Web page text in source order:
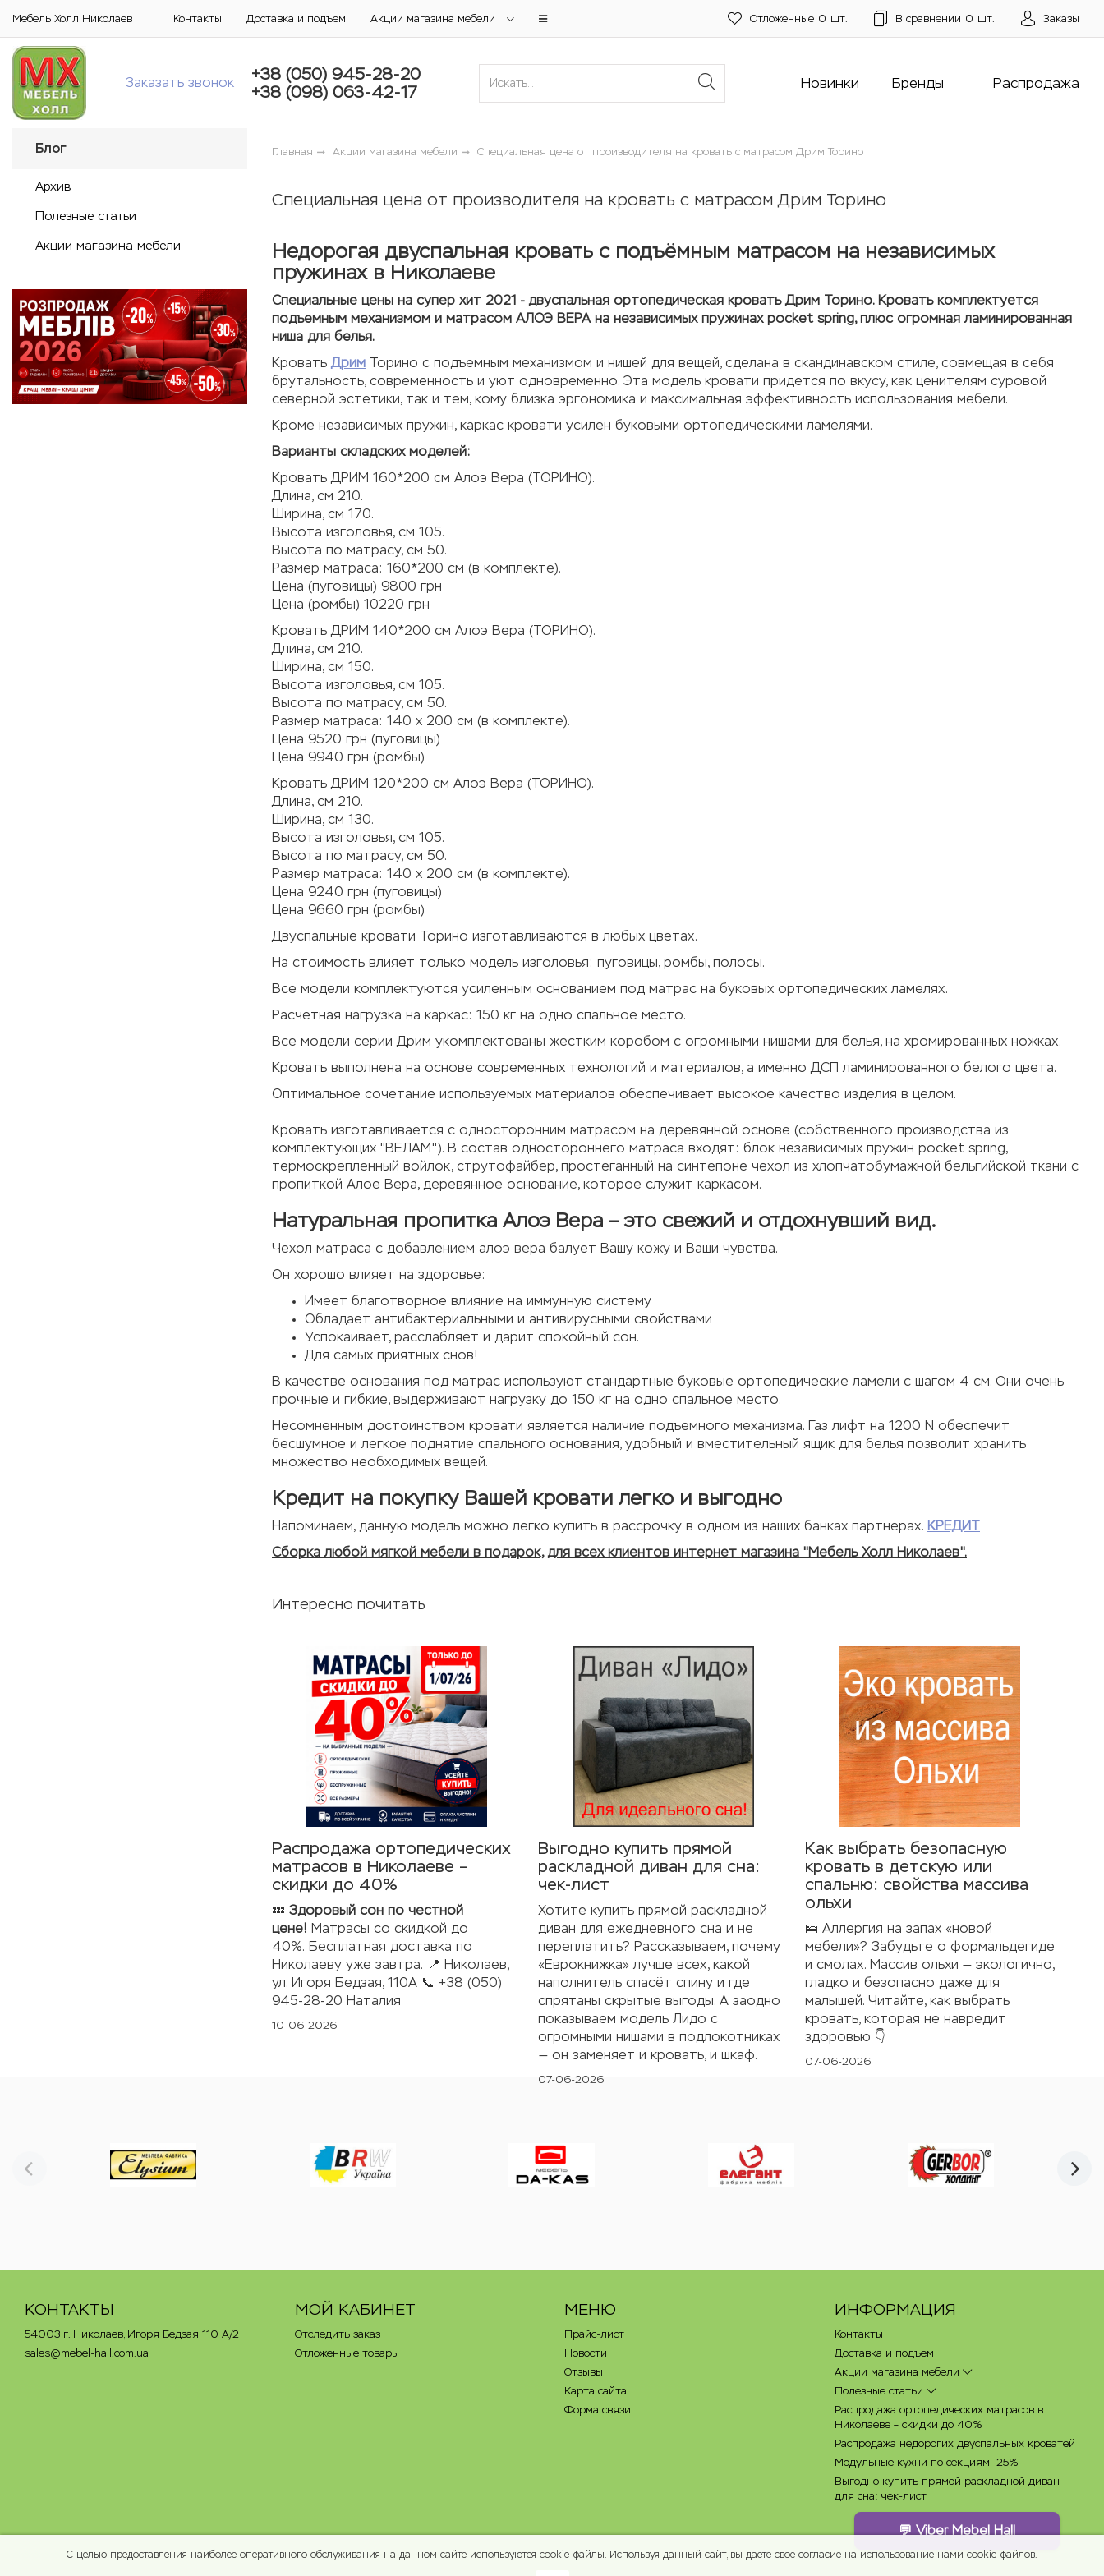
Мебель Холл Николаев Контакты Доставка и подъем Акции магазина мебели Отложенные 0 шт. В сравнении 0 шт. Заказы
Заказать звонок
+38 (050) 945-28-20
+38 (098) 063-42-17
Новинки Бренды Распродажа
Блог
Архив
Полезные статьи
Акции магазина мебели
Главная Акции магазина мебели Специальная цена от производителя на кровать с матрасом Дрим Торино
Специальная цена от производителя на кровать с матрасом Дрим Торино
Недорогая двуспальная кровать с подъёмным матрасом на независимых
пружинах в Николаеве
Специальные цены на супер хит 2021 - двуспальная ортопедическая кровать Дрим Торино. Кровать комплектуется
подъемным механизмом и матрасом АЛОЭ ВЕРА на независимых пружинах pocket spring, плюс огромная ламинированная
ниша для белья.
Кровать Дрим Торино с подъемным механизмом и нишей для вещей, сделана в скандинавском стиле, совмещая в себя
брутальность, современность и уют одновременно. Эта модель кровати придется по вкусу, как ценителям суровой
северной эстетики, так и тем, кому близка эргономика и максимальная эффективность использования мебели.
Кроме независимых пружин, каркас кровати усилен буковыми ортопедическими ламелями.
Варианты складских моделей:
Кровать ДРИМ 160*200 см Алоэ Вера (ТОРИНО).
Длина, см 210.
Ширина, см 170.
Высота изголовья, см 105.
Высота по матрасу, см 50.
Размер матраса: 160*200 см (в комплекте).
Цена (пуговицы) 9800 грн
Цена (ромбы) 10220 грн
Кровать ДРИМ 140*200 см Алоэ Вера (ТОРИНО).
Длина, см 210.
Ширина, см 150.
Высота изголовья, см 105.
Высота по матрасу, см 50.
Размер матраса: 140 х 200 см (в комплекте).
Цена 9520 грн (пуговицы)
Цена 9940 грн (ромбы)
Кровать ДРИМ 120*200 см Алоэ Вера (ТОРИНО).
Длина, см 210.
Ширина, см 130.
Высота изголовья, см 105.
Высота по матрасу, см 50.
Размер матраса: 140 х 200 см (в комплекте).
Цена 9240 грн (пуговицы)
Цена 9660 грн (ромбы)
Двуспальные кровати Торино изготавливаются в любых цветах.
На стоимость влияет только модель изголовья: пуговицы, ромбы, полосы.
Все модели комплектуются усиленным основанием под матрас на буковых ортопедических ламелях.
Расчетная нагрузка на каркас: 150 кг на одно спальное место.
Все модели серии Дрим укомплектованы жестким коробом с огромными нишами для белья, на хромированных ножках.
Кровать выполнена на основе современных технологий и материалов, а именно ДСП ламинированного белого цвета.
Оптимальное сочетание используемых материалов обеспечивает высокое качество изделия в целом.
Кровать изготавливается с односторонним матрасом на деревянной основе (собственного производства из
комплектующих "ВЕЛАМ"). В состав одностороннего матраса входят: блок независимых пружин pocket spring,
термоскрепленный войлок, струтофайбер, простеганный на синтепоне чехол из хлопчатобумажной бельгийской ткани с
пропиткой Алое Вера, деревянное основание, которое служит каркасом.
Натуральная пропитка Алоэ Вера – это свежий и отдохнувший вид.
Чехол матраса с добавлением алоэ вера балует Вашу кожу и Ваши чувства.
Он хорошо влияет на здоровье:
Имеет благотворное влияние на иммунную систему
Обладает антибактериальными и антивирусными свойствами
Успокаивает, расслабляет и дарит спокойный сон.
Для самых приятных снов!
В качестве основания под матрас используют стандартные буковые ортопедические ламели с шагом 4 см. Они очень
прочные и гибкие, выдерживают нагрузку до 150 кг на одно спальное место.
Несомненным достоинством кровати является наличие подъемного механизма. Газ лифт на 1200 N обеспечит
бесшумное и легкое поднятие спального основания, удобный и вместительный ящик для белья позволит хранить
множество необходимых вещей.
Кредит на покупку Вашей кровати легко и выгодно
Напоминаем, данную модель можно легко купить в рассрочку в одном из наших банках партнерах. КРЕДИТ
Сборка любой мягкой мебели в подарок, для всех клиентов интернет магазина "Мебель Холл Николаев".
Интересно почитать
Распродажа ортопедических
матрасов в Николаеве –
скидки до 40%
💤 Здоровый сон по честной
цене! Матрасы со скидкой до
40%. Бесплатная доставка по
Николаеву уже завтра. 📍 Николаев,
ул. Игоря Бедзая, 110А 📞 +38 (050)
945-28-20 Наталия
10-06-2026
Выгодно купить прямой
раскладной диван для сна:
чек-лист
Хотите купить прямой раскладной
диван для ежедневного сна и не
переплатить? Рассказываем, почему
«Еврокнижка» лучше всех, какой
наполнитель спасёт спину и где
спрятаны скрытые выгоды. А заодно
показываем модель Лидо с
огромными нишами в подлокотниках
— он заменяет и кровать, и шкаф.
07-06-2026
Как выбрать безопасную
кровать в детскую или
спальню: свойства массива
ольхи
🛌 Аллергия на запах «новой
мебели»? Забудьте о формальдегиде
и смолах. Массив ольхи — экологично,
гладко и безопасно даже для
малышей. Читайте, как выбрать
кровать, которая не навредит
здоровью 👇
07-06-2026
КОНТАКТЫ
54003 г. Николаев, Игоря Бедзая 110 А/2
sales@mebel-hall.com.ua
МОЙ КАБИНЕТ
Отследить заказ
Отложенные товары
МЕНЮ
Прайс-лист
Новости
Отзывы
Карта сайта
Форма связи
ИНФОРМАЦИЯ
Контакты
Доставка и подъем
Акции магазина мебели
Полезные статьи
Распродажа ортопедических матрасов в
Николаеве – скидки до 40%
Распродажа недорогих двуспальных кроватей
Модульные кухни по секциям -25%
Выгодно купить прямой раскладной диван
для сна: чек-лист
💬 Viber Mebel Hall
С целью предоставления наиболее оперативного обслуживания на данном сайте используются cookie-файлы. Используя данный сайт, вы даете свое согласие на использование нами cookie-файлов.